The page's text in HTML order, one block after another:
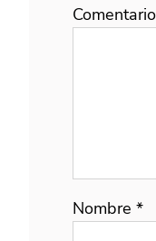
Comentario
Nombre *